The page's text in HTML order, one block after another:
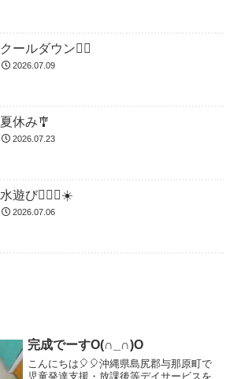
クールダウン😮‍💨
2026.07.09
夏休み🎐
2026.07.23
水遊び🏊🏻‍♂️☀️
2026.07.06
完成でーすO(∩_∩)O
こんにちは🎈🎈沖縄県島尻郡与那原町で
児童発達支援・放課後等デイサービスを